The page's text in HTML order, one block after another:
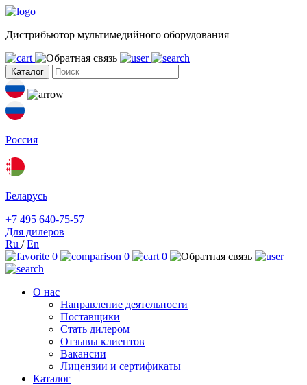
Дистрибьютор мультимедийного оборудования
Каталог
Россия
Беларусь
+7 495 640-75-57
Для дилеров
Ru /En
0
0 0
О нас
Направление деятельности
Поставщики
Стать дилером
Отзывы клиентов
Вакансии
Лицензии и сертификаты
Каталог